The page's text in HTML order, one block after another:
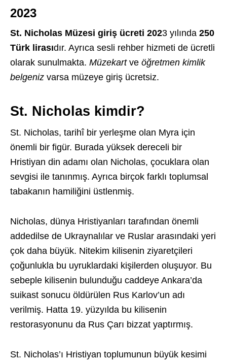
2023
St. Nicholas Müzesi giriş ücreti 2023 yılında 250
Türk lirasıdır. Ayrıca sesli rehber hizmeti de ücretli
olarak sunulmakta. Müzekartve öğretmen kimlik
belgeniz varsa müzeye giriş ücretsiz.
St. Nicholas kimdir?
St. Nicholas, tarihî bir yerleşme olan Myra için
önemli bir figür. Burada yüksek dereceli bir
Hristiyan din adamı olan Nicholas, çocuklara olan
sevgisi ile tanınmış. Ayrıca birçok farklı toplumsal
tabakanın hamiliğini üstlenmiş.
Nicholas, dünya Hristiyanları tarafından önemli
addedilse de Ukraynalılar ve Ruslar arasındaki yeri
çok daha büyük. Nitekim kilisenin ziyaretçileri
çoğunlukla bu uyruklardaki kişilerden oluşuyor. Bu
sebeple kilisenin bulunduğu caddeye Ankara’da
suikast sonucu öldürülen Rus Karlov’un adı
verilmiş. Hatta 19. yüzyılda bu kilisenin
restorasyonunu da Rus Çarı bizzat yaptırmış.
St. Nicholas’ı Hristiyan toplumunun büyük kesimi